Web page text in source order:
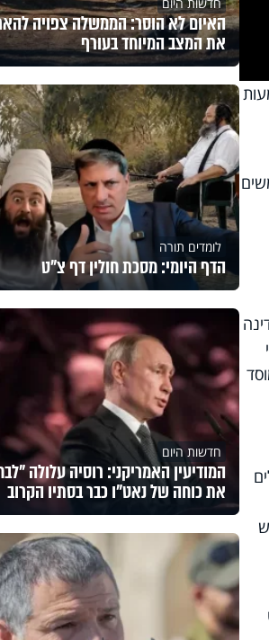
האיום לא הוסר: הממשלה צפויה
את המצב המיוחד בעורף
לומדים תורה
הדף היומי: מסכת חולין דף צ"ט
חדשות היום
המודיעין האמריקני: רוסיה עלולה
את כוחה של נאט"ו כבר בסתיו הקרוב